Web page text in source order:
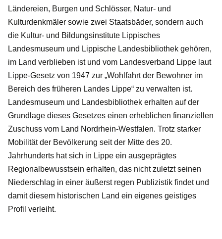
Ländereien, Burgen und Schlösser, Natur- und
Kulturdenkmäler sowie zwei Staatsbäder, sondern auch
die Kultur- und Bildungsinstitute Lippisches
Landesmuseum und Lippische Landesbibliothek gehören,
im Land verblieben ist und vom Landesverband Lippe laut
Lippe-Gesetz von 1947 zur „Wohlfahrt der Bewohner im
Bereich des früheren Landes Lippe“ zu verwalten ist.
Landesmuseum und Landesbibliothek erhalten auf der
Grundlage dieses Gesetzes einen erheblichen finanziellen
Zuschuss vom Land Nordrhein-Westfalen. Trotz starker
Mobilität der Bevölkerung seit der Mitte des 20.
Jahrhunderts hat sich in Lippe ein ausgeprägtes
Regionalbewusstsein erhalten, das nicht zuletzt seinen
Niederschlag in einer äußerst regen Publizistik findet und
damit diesem historischen Land ein eigenes geistiges
Profil verleiht.